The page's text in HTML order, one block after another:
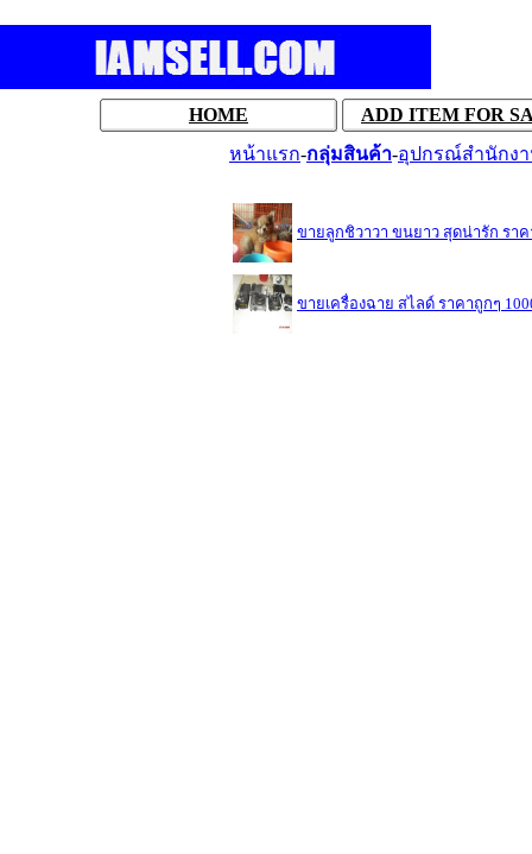
HOME
ADD ITEM FOR
หน้าแรก-กลุ่มสินค้า-อุปกรณ์สำนักงา
ขายลูกชิวาวา ขนยาว สุดน่ารัก รา
ขายเครื่องฉาย สไลด์ ราคาถูกๆ